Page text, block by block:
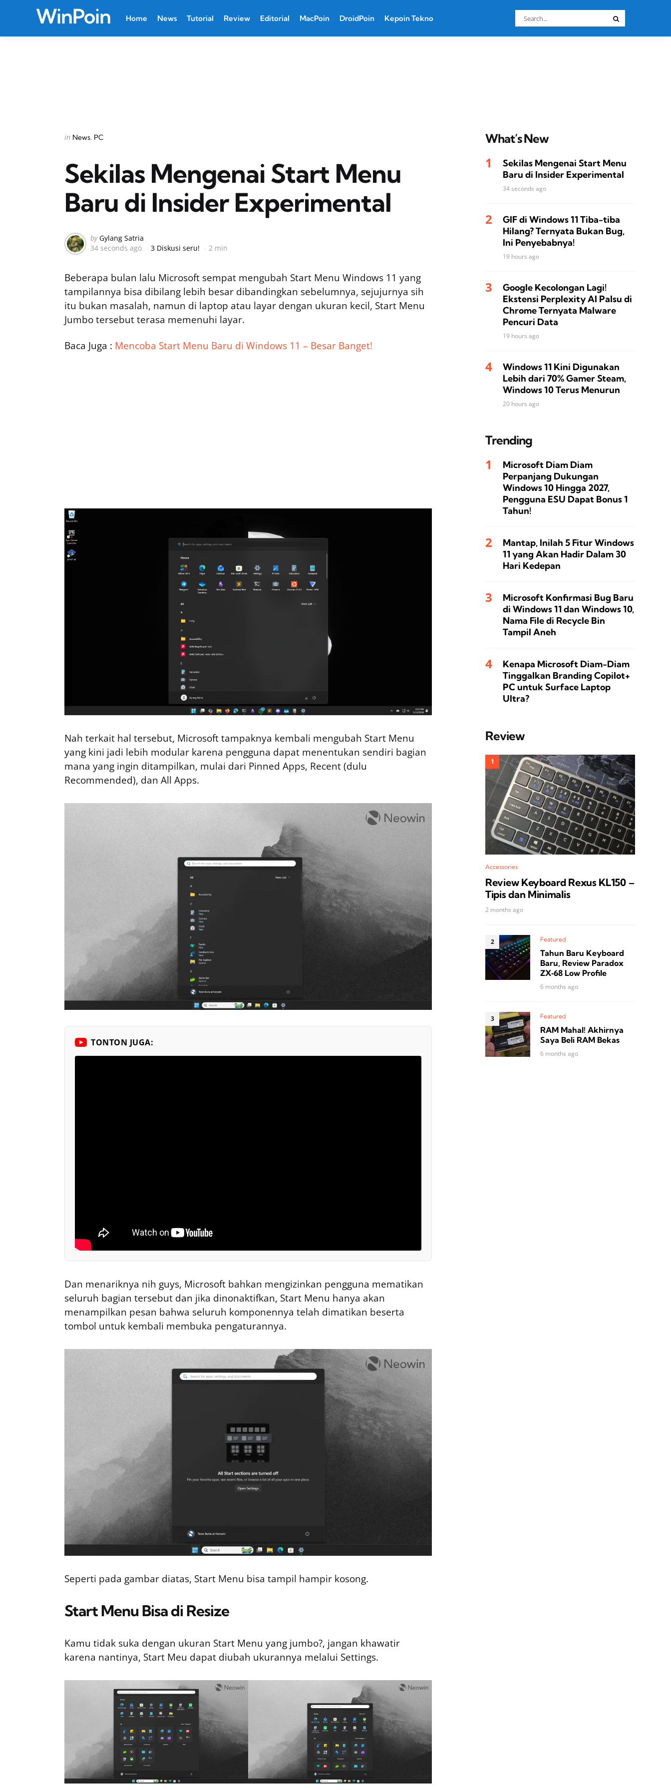
WinPoin Home News Tutorial Review Editorial MacPoin DroidPoin Kepoin Tekno
Search
for:
Categories
Posted
in News PC
Sekilas Mengenai Start Menu
Baru di Insider Experimental
Posted
by
by Gylang Satria
34 seconds ago
3 Diskusi seru! 2 min
Beberapa bulan lalu Microsoft sempat mengubah Start Menu Windows 11 yang
tampilannya bisa dibilang lebih besar dibandingkan sebelumnya, sejujurnya sih
itu bukan masalah, namun di laptop atau layar dengan ukuran kecil, Start Menu
Jumbo tersebut terasa memenuhi layar.
Baca Juga : Mencoba Start Menu Baru di Windows 11 – Besar Banget!
Nah terkait hal tersebut, Microsoft tampaknya kembali mengubah Start Menu
yang kini jadi lebih modular karena pengguna dapat menentukan sendiri bagian
mana yang ingin ditampilkan, mulai dari Pinned Apps, Recent (dulu
Recommended), dan All Apps.
TONTON JUGA:
Dan menariknya nih guys, Microsoft bahkan mengizinkan pengguna mematikan
seluruh bagian tersebut dan jika dinonaktifkan, Start Menu hanya akan
menampilkan pesan bahwa seluruh komponennya telah dimatikan beserta
tombol untuk kembali membuka pengaturannya.
Seperti pada gambar diatas, Start Menu bisa tampil hampir kosong.
Start Menu Bisa di Resize
Kamu tidak suka dengan ukuran Start Menu yang jumbo?, jangan khawatir
karena nantinya, Start Meu dapat diubah ukurannya melalui Settings.
What’s New
Sekilas Mengenai Start Menu
Baru di Insider Experimental
34 seconds ago
GIF di Windows 11 Tiba-tiba
Hilang? Ternyata Bukan Bug,
Ini Penyebabnya!
19 hours ago
Google Kecolongan Lagi!
Ekstensi Perplexity AI Palsu di
Chrome Ternyata Malware
Pencuri Data
19 hours ago
Windows 11 Kini Digunakan
Lebih dari 70% Gamer Steam,
Windows 10 Terus Menurun
20 hours ago
Trending
Microsoft Diam Diam
Perpanjang Dukungan
Windows 10 Hingga 2027,
Pengguna ESU Dapat Bonus 1
Tahun!
Mantap, Inilah 5 Fitur Windows
11 yang Akan Hadir Dalam 30
Hari Kedepan
Microsoft Konfirmasi Bug Baru
di Windows 11 dan Windows 10,
Nama File di Recycle Bin
Tampil Aneh
Kenapa Microsoft Diam-Diam
Tinggalkan Branding Copilot+
PC untuk Surface Laptop
Ultra?
Review
Accessories
Review Keyboard Rexus KL150 –
Tipis dan Minimalis
2 months ago
Featured
Tahun Baru Keyboard
Baru, Review Paradox
ZX‑68 Low Profile
6 months ago
Featured
RAM Mahal! Akhirnya
Saya Beli RAM Bekas
6 months ago